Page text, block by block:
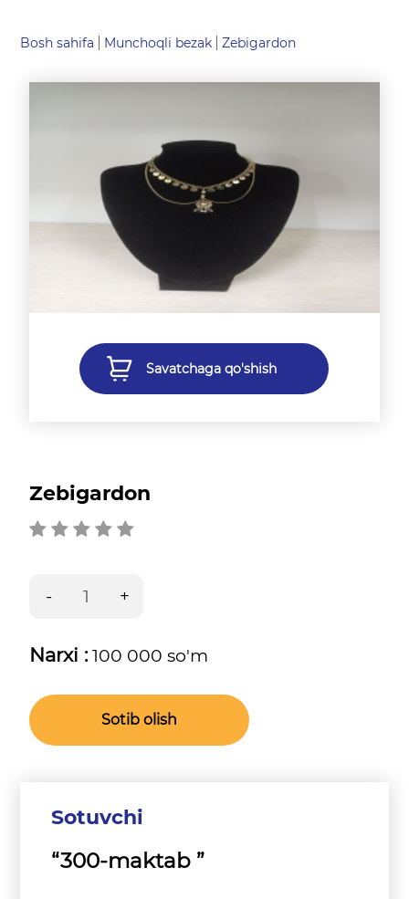
Bosh sahifa Munchoqli bezak Zebigardon
Savatchaga qo'shish
Zebigardon
Narxi :100 000 so'm
Sotib olish
Sotuvchi
“300-maktab ”